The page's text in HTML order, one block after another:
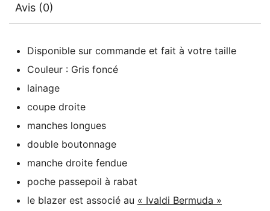
Avis (0)
Disponible sur commande et fait à votre taille
Couleur : Gris foncé
lainage
coupe droite
manches longues
double boutonnage
manche droite fendue
poche passepoil à rabat
le blazer est associé au « Ivaldi Bermuda »